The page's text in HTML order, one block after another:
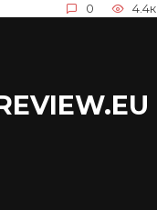
0 4.4к.
Система